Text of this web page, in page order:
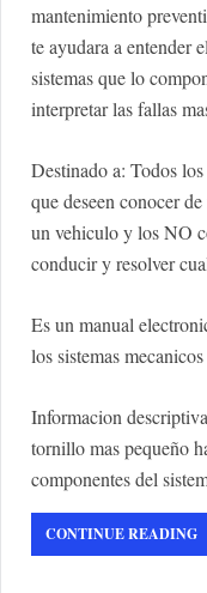
mantenimiento
te ayudara a entender
sistemas que lo
interpretar las fallas
Destinado a: Todos
que deseen conocer
un vehiculo y los NO
conducir y resolver
Es un manual
los sistemas
Informacion
tornillo mas pequeño
componentes del
CONTINUE READING